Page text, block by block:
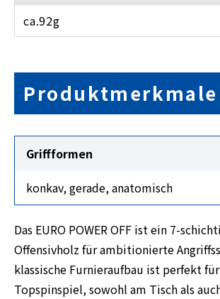
ca.92g
Produktmerkmale
Griffformen
konkav, gerade, anatomisch
Das EURO POWER OFF ist ein 7-
Offensivholz für ambitionierte
klassische Furnieraufbau ist perfekt
Topspinspiel, sowohl am Tisch als